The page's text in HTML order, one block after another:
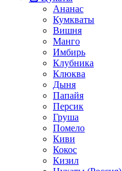
Ананас
Кумкваты
Вишня
Манго
Имбирь
Клубника
Клюква
Дыня
Папайя
Персик
Груша
Помело
Киви
Кокос
Кизил